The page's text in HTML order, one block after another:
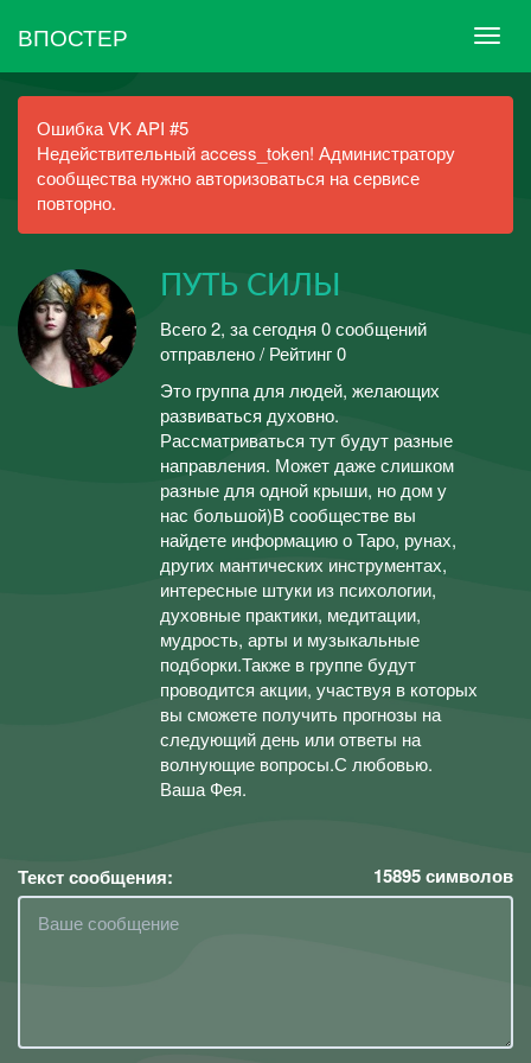
ВПОСТЕР
Ошибка VK API #5
Недействительный access_token! Администратору
сообщества нужно авторизоваться на сервисе
повторно.
ПУТЬ СИЛЫ
Всего 2, за сегодня 0 сообщений
отправлено / Рейтинг 0
Это группа для людей, желающих
развиваться духовно.
Рассматриваться тут будут разные
направления. Может даже слишком
разные для одной крыши, но дом у
нас большой)В сообществе вы
найдете информацию о Таро, рунах,
других мантических инструментах,
интересные штуки из психологии,
духовные практики, медитации,
мудрость, арты и музыкальные
подборки.Также в группе будут
проводится акции, участвуя в которых
вы сможете получить прогнозы на
следующий день или ответы на
волнующие вопросы.С любовью.
Ваша Фея.
Текст сообщения: 15895символов